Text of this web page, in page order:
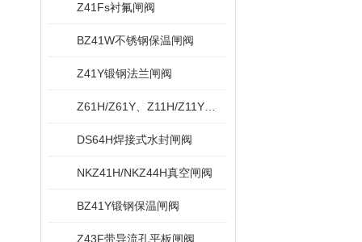
Z41Fs衬氟闸阀
BZ41W不锈钢保温闸阀
Z41Y锻钢法兰闸阀
DS64H焊接式水封闸阀
NKZ41H/NKZ44H真空闸阀
BZ41Y锻钢保温闸阀
Z43F带导流孔平板闸阀